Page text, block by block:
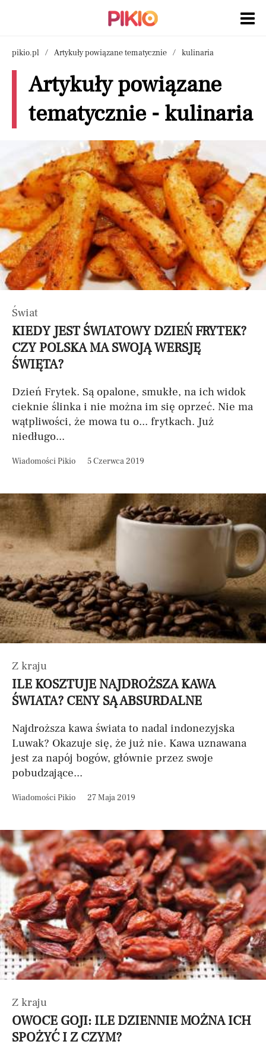
pikio.pl Artykuły powiązane tematycznie kulinaria
Artykuły powiązane
tematycznie - kulinaria
Świat
KIEDY JEST ŚWIATOWY DZIEŃ FRYTEK?
CZY POLSKA MA SWOJĄ WERSJĘ
ŚWIĘTA?
Dzień Frytek. Są opalone, smukłe, na ich widok
cieknie ślinka i nie można im się oprzeć. Nie ma
wątpliwości, że mowa tu o... frytkach. Już
niedługo...
Wiadomości Pikio 5 Czerwca 2019
Z kraju
ILE KOSZTUJE NAJDROŻSZA KAWA
ŚWIATA? CENY SĄ ABSURDALNE
Najdroższa kawa świata to nadal indonezyjska
Luwak? Okazuje się, że już nie. Kawa uznawana
jest za napój bogów, głównie przez swoje
pobudzające...
Wiadomości Pikio 27 Maja 2019
Z kraju
OWOCE GOJI: ILE DZIENNIE MOŻNA ICH
SPOŻYĆ I Z CZYM?